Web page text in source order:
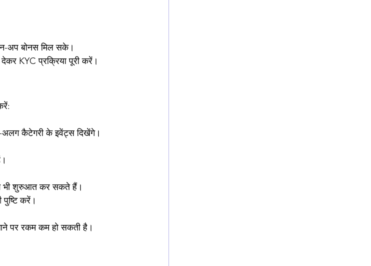
अप बोनस मिल सके।
KYC प्रक्रिया पूरी करें।
कैटेगरी के इवेंट्स दिखेंगे।
भी शुरुआत कर सकते हैं।
करें।
पर रकम कम हो सकती है।